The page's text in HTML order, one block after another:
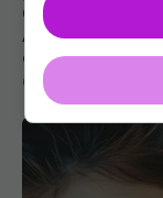
Ce spune
Afecțiunea
ochii închiși la
07 noi 2023, 21:46